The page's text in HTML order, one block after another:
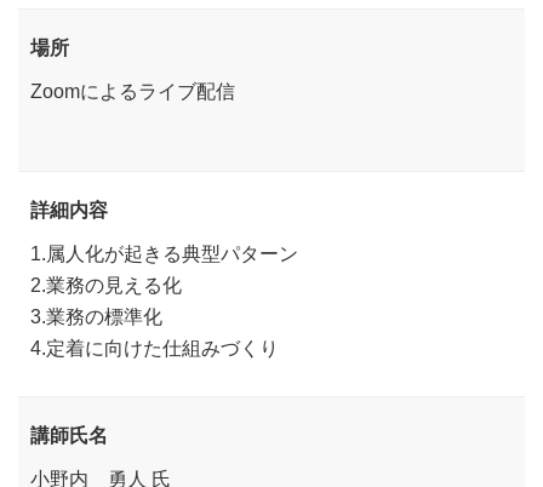
場所
Zoomによるライブ配信
詳細内容
1.属人化が起きる典型パターン
2.業務の見える化
3.業務の標準化
4.定着に向けた仕組みづくり
講師氏名
小野内 勇人 氏